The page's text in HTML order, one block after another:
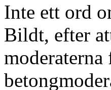
Inte ett ord
Bildt, efter